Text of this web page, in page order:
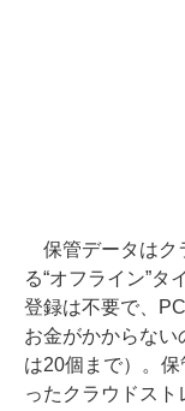
保管データはク
る“オフライン”タ
登録は不要で、
お金がかからない
は20個まで）。保
ったクラウドス